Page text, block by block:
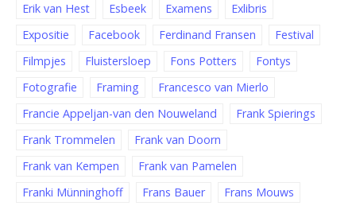
Erik van Hest
Esbeek Examens
Exlibris
Expositie
Facebook Ferdinand Fransen
Festival
Filmpjes
Fluistersloep Fons Potters
Fontys
Fotografie
Framing
Francesco van Mierlo
Francie Appeljan-van den Nouweland
Frank Spierings
Frank Trommelen
Frank van Doorn
Frank van Kempen
Frank van Pamelen
Franki Münninghoff
Frans Bauer
Frans Mouws